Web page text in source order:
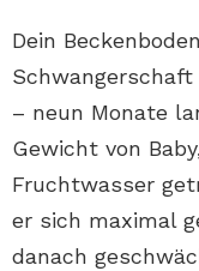
Dein
– neun Monate
Gewicht von
Fruchtwasser
er sich maximal
danach